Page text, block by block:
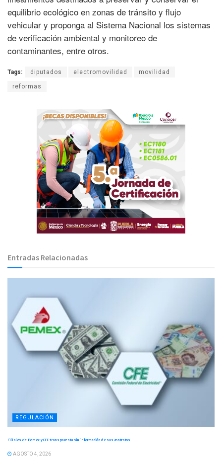
equilibrio ecológico en zonas de tránsito y flujo
vehicular y proponga al Sistema Nacional los sistemas
de verificación ambiental y monitoreo de
contaminantes, entre otros.
Tags: diputados electromovilidad movilidad
reformas
Entradas Relacionadas
REGULACIÓN
Filiales de Pemex y CFE transparentarán información de sus contratos
AGOSTO 4, 2026